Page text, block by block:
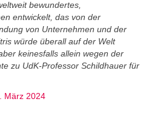
bewundertes,
entwickelt, das von der
von Unternehmen und der
würde überall auf der Welt
keinesfalls allein wegen der
zu UdK-Professor Schildhauer für
März 2024